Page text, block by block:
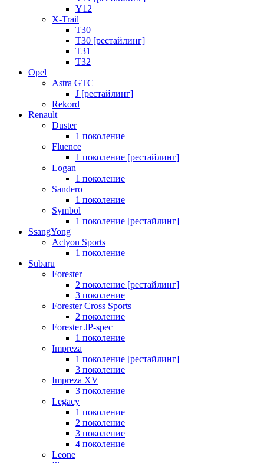
Y12
X-Trail
T30
T30 [рестайлинг]
T31
T32
Opel
Astra GTC
J [рестайлинг]
Rekord
Renault
Duster
1 поколение
Fluence
1 поколение [рестайлинг]
Logan
1 поколение
Sandero
1 поколение
Symbol
1 поколение [рестайлинг]
SsangYong
Actyon Sports
1 поколение
Subaru
Forester
2 поколение [рестайлинг]
3 поколение
Forester Cross Sports
2 поколение
Forester JP-spec
1 поколение
Impreza
1 поколение [рестайлинг]
3 поколение
Impreza XV
3 поколение
Legacy
1 поколение
2 поколение
3 поколение
4 поколение
Leone